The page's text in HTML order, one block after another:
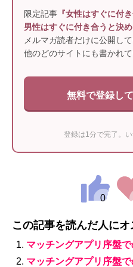
限定記事 『女性はすぐに付
男性はすぐに付き合うと決め
メルマガ読者だけに公開して
他のどのサイトにも書かれて
無料で登録し
登録は1分で完了。い
この記事を読んだ人に
マッチングアプリ序盤で
マッチングアプリ序盤で